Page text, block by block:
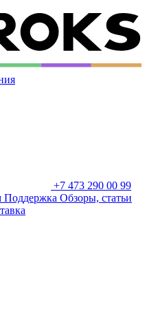
+7 473 290 00 99
Поддержка Обзоры, статьи